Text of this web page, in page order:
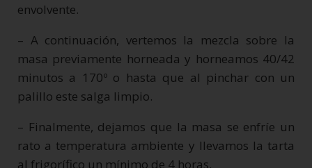
envolvente.
– A continuación, vertemos la mezcla sobre la
masa previamente horneada y horneamos 40/42
minutos a 170º o hasta que al pinchar con un
palillo este salga limpio.
– Finalmente, dejamos que la masa se enfríe un
rato a temperatura ambiente y llevamos la tarta
al frigorífico un mínimo de 4 horas.